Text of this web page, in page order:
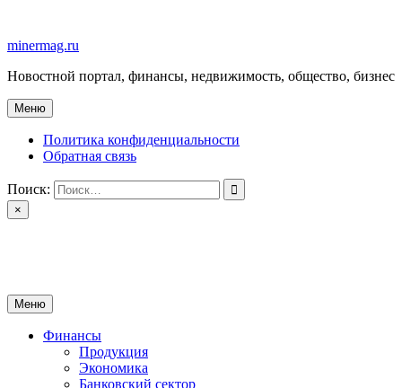
содержимому
minermag.ru
Новостной портал, финансы, недвижимость, общество, бизнес
Меню
Политика конфиденциальности
Обратная связь
Поиск:
×
Меню
Финансы
Продукция
Экономика
Банковский сектор